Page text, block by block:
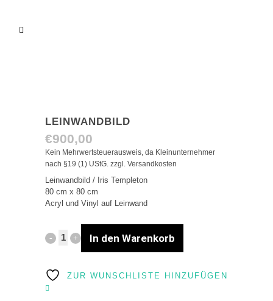
LEINWANDBILD
€900,00
Kein Mehrwertsteuerausweis, da Kleinunternehmer
nach §19 (1) UStG. zzgl. Versandkosten
Leinwandbild / Iris Templeton
80 cm x 80 cm
Acryl und Vinyl auf Leinwand
Leinwandbild In den Warenkorb
ZUR WUNSCHLISTE HINZUFÜGEN